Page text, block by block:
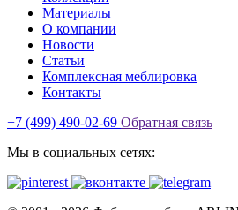
Материалы
О компании
Новости
Статьи
Комплексная меблировка
Контакты
+7 (499) 490-02-69 Обратная связь
Мы в социальных сетях: